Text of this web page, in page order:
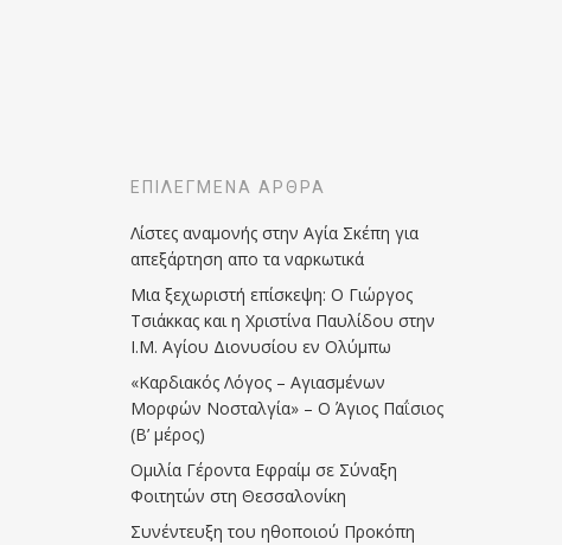
ΕΠΙΛΕΓΜΈΝΑ ΆΡΘΡΑ
Λίστες αναμονής στην Αγία Σκέπη για
απεξάρτηση απο τα ναρκωτικά
Μια ξεχωριστή επίσκεψη: Ο Γιώργος
Τσιάκκας και η Χριστίνα Παυλίδου στην
Ι.Μ. Αγίου Διονυσίου εν Ολύμπω
«Καρδιακός Λόγος – Αγιασμένων
Μορφών Νοσταλγία» – Ο Άγιος Παΐσιος
(Β’ μέρος)
Ομιλία Γέροντα Εφραίμ σε Σύναξη
Φοιτητών στη Θεσσαλονίκη
Συνέντευξη του ηθοποιού Προκόπη